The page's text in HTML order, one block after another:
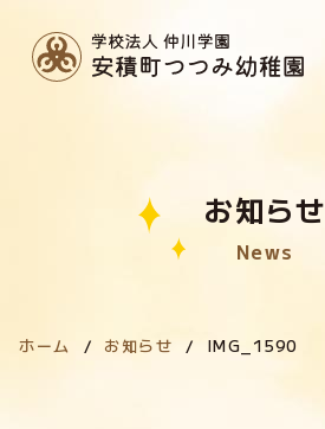
お知らせ
News
ホーム お知らせ IMG_1590